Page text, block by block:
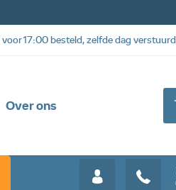
Over ons
17:00 besteld, zelfde dag